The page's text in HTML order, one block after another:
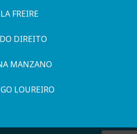
FREIRE
DIREITO
MANZANO
LOUREIRO